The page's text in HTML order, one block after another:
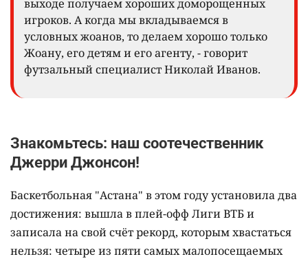
выходе получаем хороших доморощенных
игроков. А когда мы вкладываемся в
условных жоанов, то делаем хорошо только
Жоану, его детям и его агенту, - говорит
футзальный специалист Николай Иванов.
Знакомьтесь: наш соотечественник
Джерри Джонсон!
Баскетбольная "Астана" в этом году установила два
достижения: вышла в плей-офф Лиги ВТБ и
записала на свой счёт рекорд, которым хвастаться
нельзя: четыре из пяти самых малопосещаемых